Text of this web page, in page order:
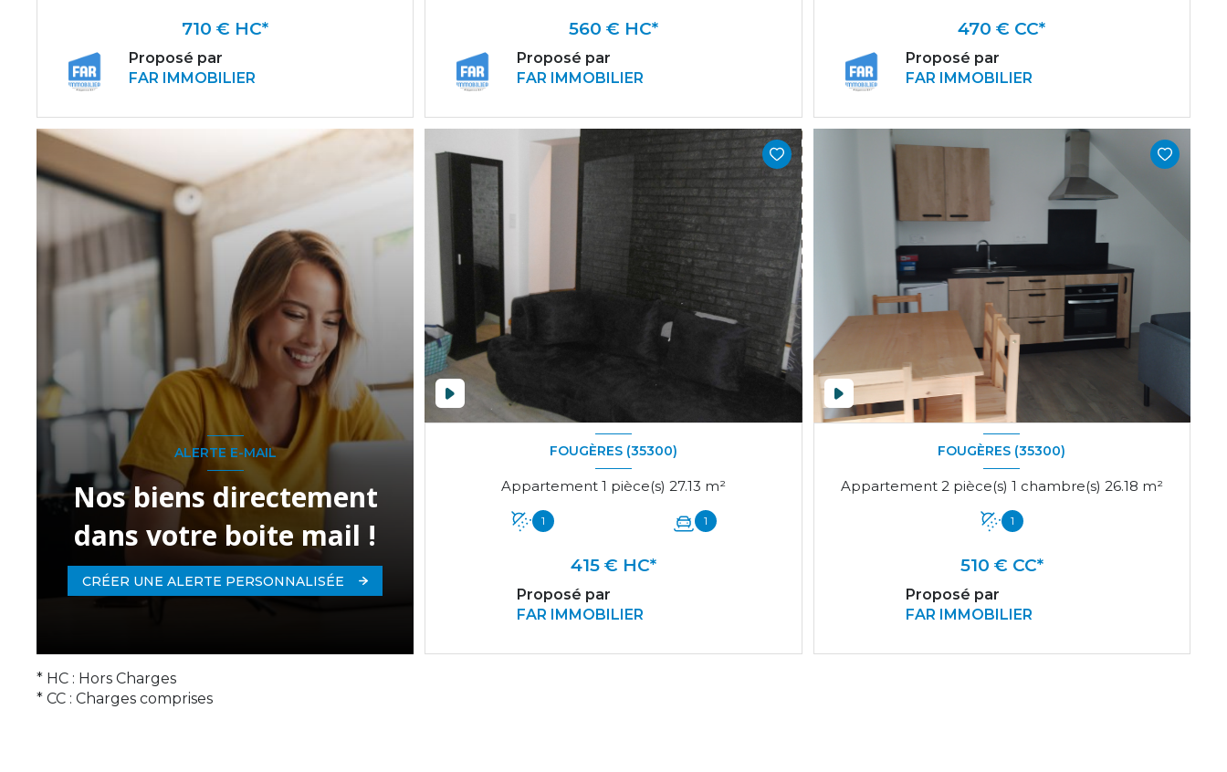
710 € HC*
Proposé par
FAR IMMOBILIER
VOIR LE BIEN
560 € HC*
Proposé par
FAR IMMOBILIER
VOIR LE BIEN
470 € CC*
Proposé par
FAR IMMOBILIER
VOIR LE BIEN
ALERTE E-MAIL
Nos biens directement
dans votre boite mail !
CRÉER UNE ALERTE PERSONNALISÉE
FOUGÈRES (35300)
Appartement 1 pièce(s) 27.13 m²
1 1
415 € HC*
Proposé par
FAR IMMOBILIER
VOIR LE BIEN
FOUGÈRES (35300)
Appartement 2 pièce(s) 1 chambre(s) 26.18 m²
1
510 € CC*
Proposé par
FAR IMMOBILIER
VOIR LE BIEN
* HC : Hors Charges
* CC : Charges comprises